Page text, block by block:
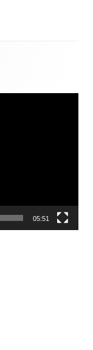
05:51